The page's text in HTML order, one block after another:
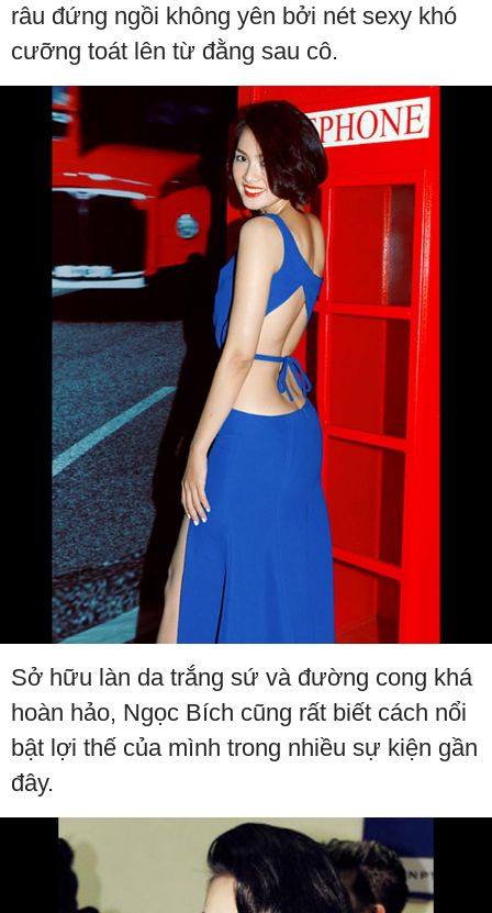
râu đứng ngồi không yên bởi nét sexy khó
cưỡng toát lên từ đằng sau cô.
Sở hữu làn da trắng sứ và đường cong khá
hoàn hảo, Ngọc Bích cũng rất biết cách nổi
bật lợi thế của mình trong nhiều sự kiện gần
đây.